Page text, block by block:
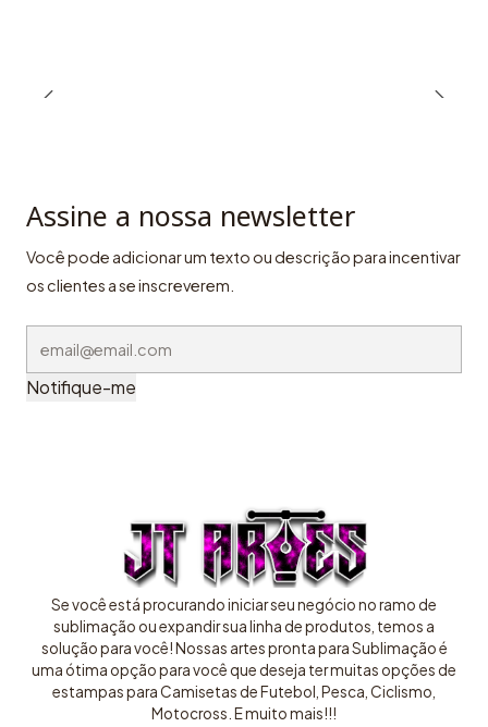
Assine a nossa newsletter
Você pode adicionar um texto ou descrição para incentivar
os clientes a se inscreverem.
Notifique-me
Se você está procurando iniciar seu negócio no ramo de
sublimação ou expandir sua linha de produtos, temos a
solução para você! Nossas artes pronta para Sublimação é
uma ótima opção para você que deseja ter muitas opções de
estampas para Camisetas de Futebol, Pesca, Ciclismo,
Motocross. E muito mais!!!